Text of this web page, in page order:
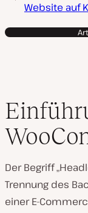
Website auf
Der Begriff
Trennung des
einer E-